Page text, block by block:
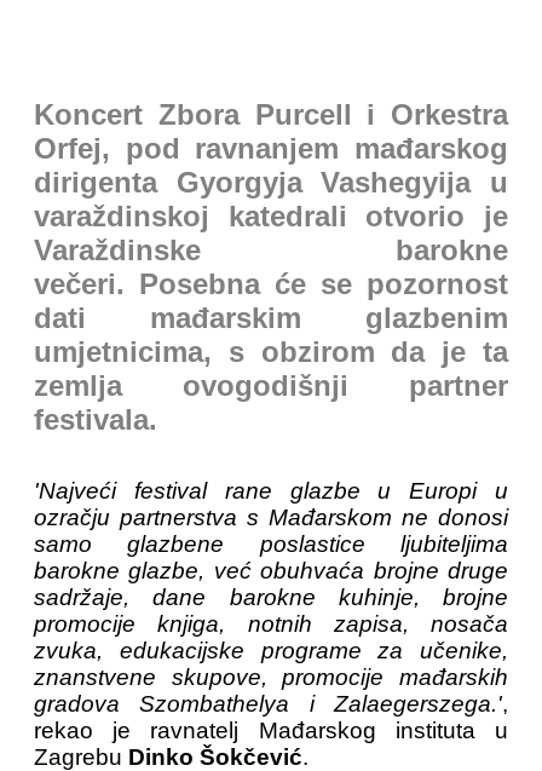
Koncert Zbora Purcell i Orkestra
Orfej, pod ravnanjem mađarskog
dirigenta Gyorgyja Vashegyija u
varaždinskoj katedrali otvorio je
Varaždinske barokne
večeri. Posebna će se pozornost
dati mađarskim glazbenim
umjetnicima, s obzirom da je ta
zemlja ovogodišnji partner
festivala.
'Najveći festival rane glazbe u Europi u
ozračju partnerstva s Mađarskom ne donosi
samo glazbene poslastice ljubiteljima
barokne glazbe, već obuhvaća brojne druge
sadržaje, dane barokne kuhinje, brojne
promocije knjiga, notnih zapisa, nosača
zvuka, edukacijske programe za učenike,
znanstvene skupove, promocije mađarskih
gradova Szombathelya i Zalaegerszega.',
rekao je ravnatelj Mađarskog instituta u
Zagrebu Dinko Šokčević.